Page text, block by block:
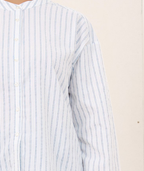
２．關於個人資料處理事宜，請瀏覽以下
https://aftee.tw/terms/#terms3
３．未成年的使用者請事先徵得法定代
「AFTEE先享後付」，若未經同意申辦
４．使用「AFTEE先享後付」時，將依
即時審查核予不同之上限額度；若仍有
結果請求用戶進行身份認證。
５．嚴禁一人註冊多個帳號或使用他人
形，恩沛科技股份有限公司將有權停止
黑貓宅急便(包裹尺寸90cm以下)
每筆NT$140，滿NT$2,000(含以上)